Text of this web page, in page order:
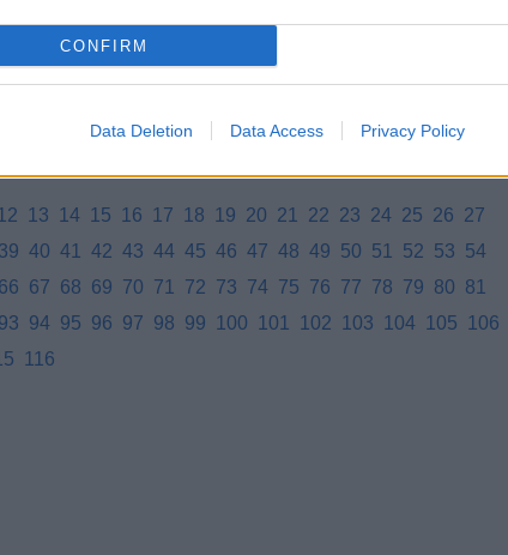
CONFIRM
Data Deletion Data Access Privacy Policy
12 13 14 15 16 17 18 19 20 21 22 23 24 25 26 27
39 40 41 42 43 44 45 46 47 48 49 50 51 52 53 54
66 67 68 69 70 71 72 73 74 75 76 77 78 79 80 81
93 94 95 96 97 98 99 100 101 102 103 104 105
106
116